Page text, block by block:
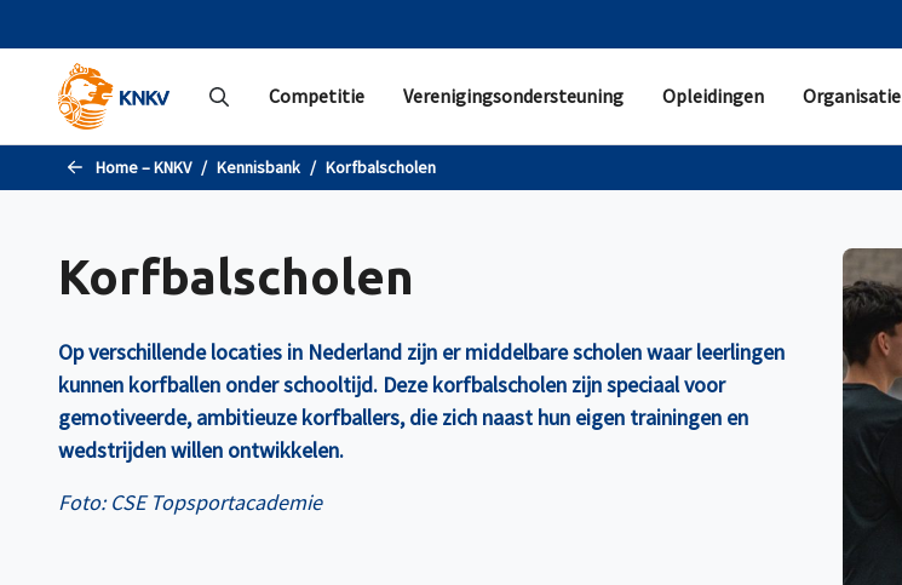
Competitie Verenigingsondersteuning Opleidingen Organisatie
Home – KNKV Kennisbank Korfbalscholen
Korfbalscholen
Op verschillende locaties in Nederland zijn er middelbare scholen waar leerlingen
kunnen korfballen onder schooltijd. Deze korfbalscholen zijn speciaal voor
gemotiveerde, ambitieuze korfballers, die zich naast hun eigen trainingen en
wedstrijden willen ontwikkelen.
Foto: CSE Topsportacademie